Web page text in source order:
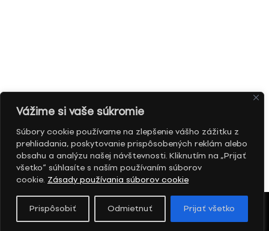
Vážime si vaše súkromie
Súbory cookie používame na zlepšenie vášho zážitku z
prehliadania, poskytovanie prispôsobených reklám alebo
obsahu a analýzu našej návštevnosti. Kliknutím na „Prijať
všetko“ súhlasíte s naším používaním súborov
cookie. Zásady používania súborov cookie
Prispôsobiť Odmietnuť Prijať všetko